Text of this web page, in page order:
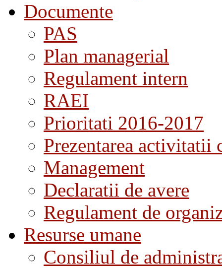
Documente
PAS
Plan managerial
Regulament intern
RAEI
Prioritati 2016-2017
Prezentarea activitatii
Management
Declaratii de avere
Regulament de
Resurse umane
Consiliul de